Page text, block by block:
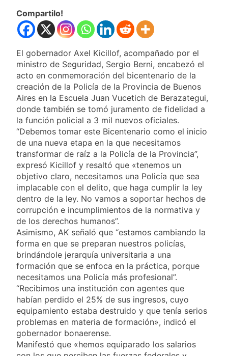
Privada
activos argentinos:
cayeron las acciones
riesgo país quedó al
borde de los 450
puntos
1 Día Atrás
Jorge Macri condenó
los disturbios frente
al Congreso y
calificó a los
responsables como
«delincuentes
anarquistas»
1 Día Atrás
Día Internacional de
la Cerveza: los tres
secretos para
servirla
correctamente
1 Día Atrás
El frío polar se
instala en Buenos
Aires: mejora el
tiempo y llegan las
temperaturas más
bajas de la semana
1 Día Atrás
Día de San Cayetano:
por qué se celebra
cada 7 de agosto y
qué representa para
los argentinos
1 Día Atrás
El Senado aprobó la
ley de propiedad
privada, pero el
Gobierno debió
eliminar otro capítulo
1 Día Atrás
Incidentes frente al
protesta contra la
Ley de Propiedad
Privada: hubo
detenidos y
enfrentamientos
2 Días Atrás
La Fiscalía rechazó el
pedido para
suspender el juicio
contra Pity Alvarez
2 Días Atrás
67 barrios full LED en
Florencio Varela
2 Días Atrás
El temporal se
despide del AMBA:
cuándo dejará de
llover y llega una ola
de frío con mínimas
Kicillof marchó
contra la Ley de
Compartilo!
El gobernador Axel Kicillof, acompañado por el
ministro de Seguridad, Sergio Berni, encabezó el
acto en conmemoración del bicentenario de la
creación de la Policía de la Provincia de Buenos
Aires en la Escuela Juan Vucetich de Berazategui,
donde también se tomó juramento de fidelidad a
la función policial a 3 mil nuevos oficiales.
“Debemos tomar este Bicentenario como el inicio
de una nueva etapa en la que necesitamos
transformar de raíz a la Policía de la Provincia”,
expresó Kicillof y resaltó que «tenemos un
objetivo claro, necesitamos una Policía que sea
implacable con el delito, que haga cumplir la ley
dentro de la ley. No vamos a soportar hechos de
corrupción e incumplimientos de la normativa y
de los derechos humanos”.
Asimismo, AK señaló que “estamos cambiando la
forma en que se preparan nuestros policías,
brindándole jerarquía universitaria a una
formación que se enfoca en la práctica, porque
necesitamos una Policía más profesional”.
“Recibimos una institución con agentes que
habían perdido el 25% de sus ingresos, cuyo
equipamiento estaba destruido y que tenía serios
problemas en materia de formación», indicó el
gobernador bonaerense.
Manifestó que «hemos equiparado los salarios